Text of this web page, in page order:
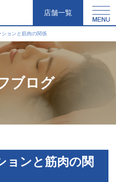
店舗一覧
ションと筋肉の関係
ブログ
ョンと筋肉の関